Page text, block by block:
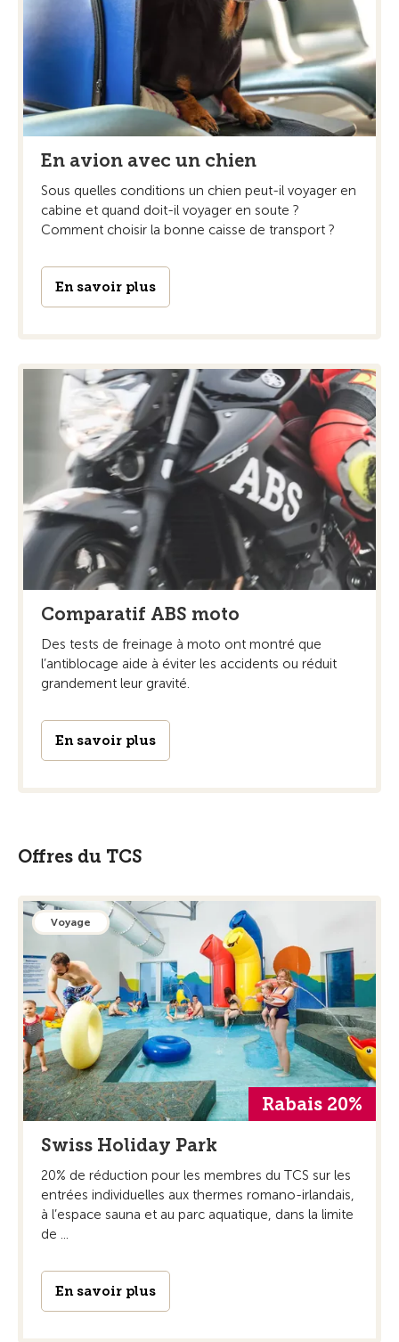
En avion avec un chien
Sous quelles conditions un chien peut-il voyager en
cabine et quand doit-il voyager en soute ?
Comment choisir la bonne caisse de transport ?
En savoir plus
Comparatif ABS moto
Des tests de freinage à moto ont montré que
l’antiblocage aide à éviter les accidents ou réduit
grandement leur gravité.
En savoir plus
Offres du TCS
Voyage
Rabais 20%
Swiss Holiday Park
20% de réduction pour les membres du TCS sur les
entrées individuelles aux thermes romano-irlandais,
à l’espace sauna et au parc aquatique, dans la limite
de ...
En savoir plus